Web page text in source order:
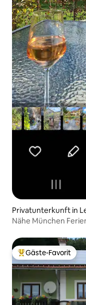
Privatunterkunft in
Nähe
Beliebter Gäste-
Gäste-Favorit